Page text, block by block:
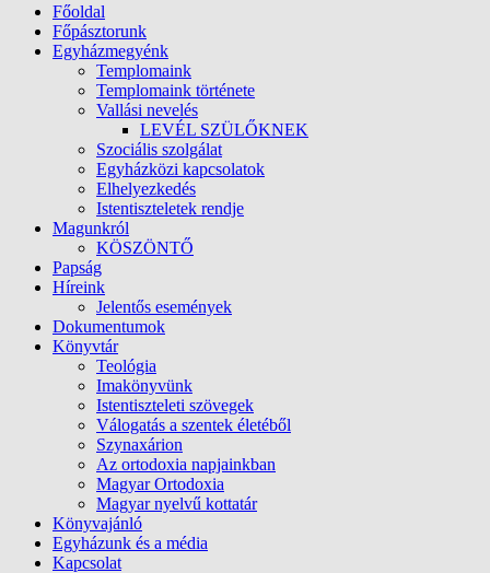
Főoldal
Főpásztorunk
Egyházmegyénk
Templomaink
Templomaink története
Vallási nevelés
LEVÉL SZÜLŐKNEK
Szociális szolgálat
Egyházközi kapcsolatok
Elhelyezkedés
Istentiszteletek rendje
Magunkról
KÖSZÖNTŐ
Papság
Híreink
Jelentős események
Dokumentumok
Könyvtár
Teológia
Imakönyvünk
Istentiszteleti szövegek
Válogatás a szentek életéből
Szynaxárion
Az ortodoxia napjainkban
Magyar Ortodoxia
Magyar nyelvű kottatár
Könyvajánló
Egyházunk és a média
Kapcsolat